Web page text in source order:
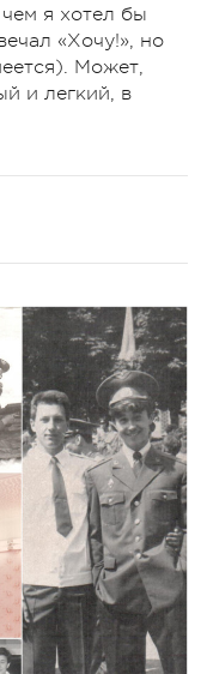
я хотел бы
«Хочу!», но
Может,
и легкий, в